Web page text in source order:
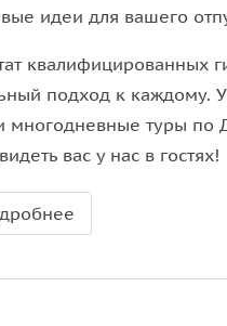
разведка
оружие будущего, а
идеи для вашего
квалифицированных
подход к каждому.
туры по
вас у нас в гостях!